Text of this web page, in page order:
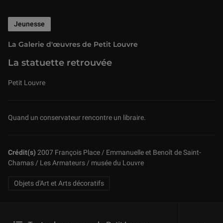
La statuette retrouvée
Jeunesse
La Galerie d'œuvres de Petit Louvre
Petit Louvre
Quand un conservateur rencontre un libraire.
Crédit(s) 2007 François Place / Emmanuelle et Benoît de Saint-
Chamas / Les Armateurs / musée du Louvre
Related Keywords
Objets d'Art et Arts décoratifs